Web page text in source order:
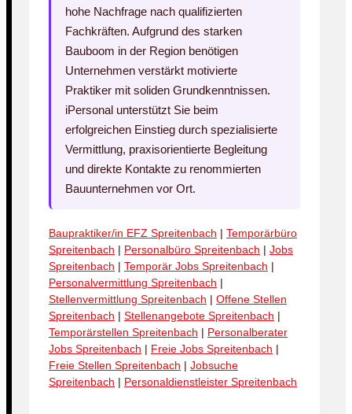
hohe Nachfrage nach qualifizierten
Fachkräften. Aufgrund des starken
Bauboom in der Region benötigen
Unternehmen verstärkt motivierte
Praktiker mit soliden Grundkenntnissen.
iPersonal unterstützt Sie beim
erfolgreichen Einstieg durch spezialisierte
Vermittlung, praxisorientierte Begleitung
und direkte Kontakte zu renommierten
Bauunternehmen vor Ort.
Baupraktiker/in EFZ Spreitenbach | Temporärbüro
Spreitenbach | Personalbüro Spreitenbach | Jobs
Spreitenbach | Temporär Jobs Spreitenbach |
Personalvermittlung Spreitenbach |
Stellenvermittlung Spreitenbach | Offene Stellen
Spreitenbach | Stellenangebote Spreitenbach |
Temporärstellen Spreitenbach | Personalberater
Jobs Spreitenbach | Freie Jobs Spreitenbach |
Freie Stellen Spreitenbach | Jobsuche
Spreitenbach | Personaldienstleister Spreitenbach